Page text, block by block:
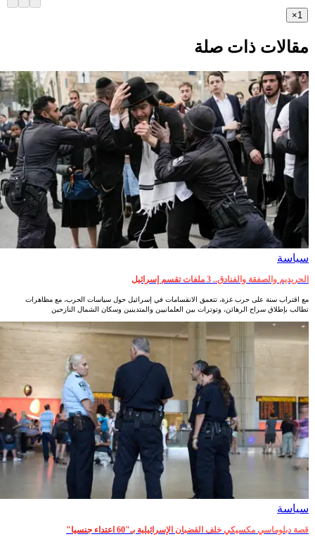
×
مقالات ذات صلة
سياسة
الحريديم والصفقة والفنادق.. 3 ملفات تقسم إسرائيل
مع اقتراب سنة على حرب غزة، تتعمق الانقسامات في إسرائيل حول سياسات الحرب، مع مظاهرات
تطالب بإطلاق سراح الرهائن، وتوترات بين العلمانيين والمتدينين وسكان الشمال النازحين
سياسة
قصة دبلوماسي مكسيكي خلف القضبان الإسرائيلية بـ"60 اعتداء جنسيا"